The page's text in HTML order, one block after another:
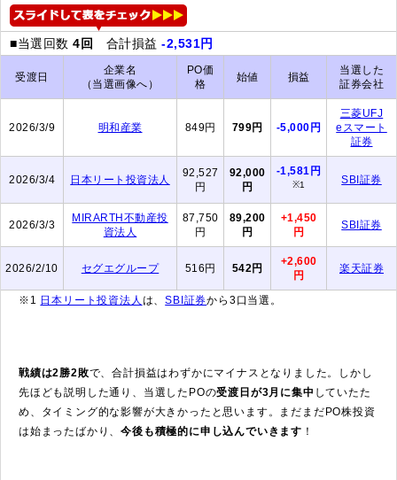
■当選回数 4回 合計損益 -2,531円
受渡日
企業名
（当選画像へ）
PO価
格
始値 損益
当選した
証券会社
2026/3/9 明和産業 849円 799円 -5,000円
三菱UFJ
eスマート
証券
2026/3/4 日本リート投資法人
92,527
円
92,000
円
-1,581円
※1 SBI証券
2026/3/3
MIRARTH不動産投
資法人
87,750
円
89,200
円
+1,450
円
SBI証券
2026/2/10 セグエグループ 516円 542円
+2,600
円
楽天証券
※1 日本リート投資法人 は、SBI証券から3口当選。
戦績は2勝2敗で、合計損益はわずかにマイナスとなりました。しかし
先ほども説明した通り、当選したPOの受渡日が3月に集中 していたた
め、タイミング的な影響が大きかったと思います。まだまだPO株投資
は始まったばかり、今後も積極的に申し込んでいきます ！